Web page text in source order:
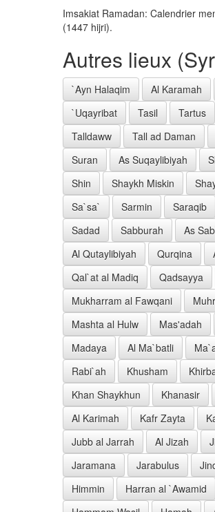
Imsakiat Ramadan: Calendrier
(1447 hijri).
Autres lieux
`Ayn Halaqim Al Karamah
`Uqayribat
Tasil Tartus
Talldaww
Tall ad Daman
Suran
As Suqaylibiyah
Shin
Shaykh Miskin
Sa`sa`
Sarmin Saraqib
Sadad
Sabburah As
Al Qutaylibiyah
Qurqina
Qal`at al Madiq
Qadsayya
Mukharram al Fawqani
Mashta al Hulw
Mas'adah
Madaya
Al Ma`batli
Rabi`ah
Khusham
Khan Shaykhun
Khanasir
Al Karimah
Kafr Zayta
Jubb al Jarrah
Al Jizah
Jaramana
Jarabulus
Himmin
Harran al `Awamid